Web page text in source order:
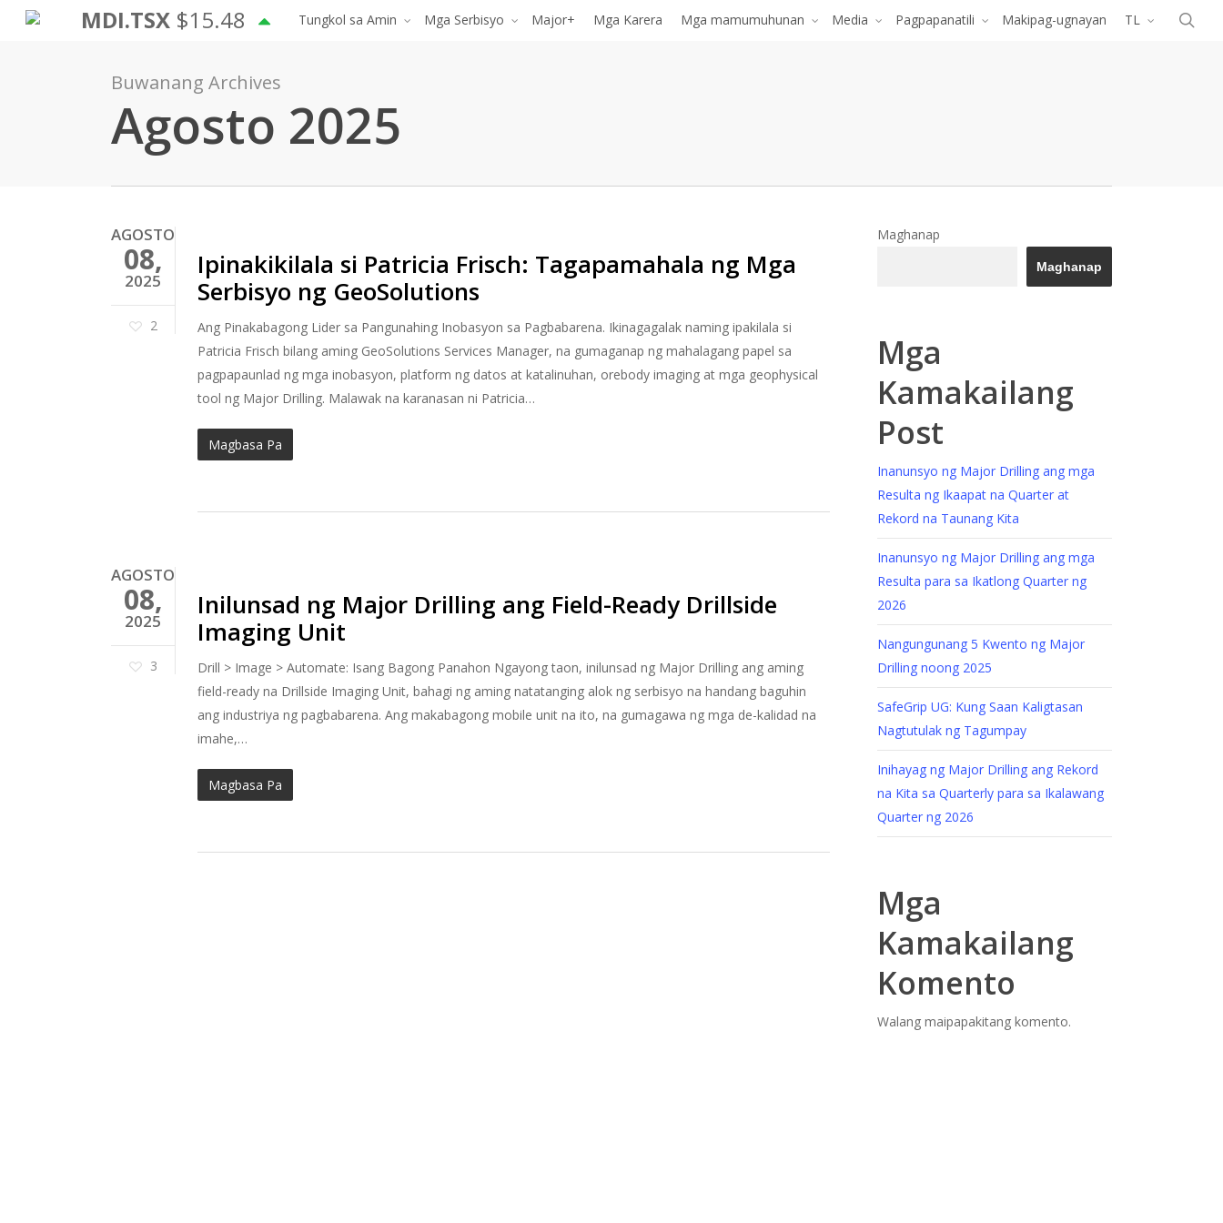
Laktawan
MDI.TSX $15.48 Tungkol sa Amin Mga Serbisyo Major+ Mga Karera Mga mamumuhunan Media Pagpapanatili Makipag-ugnayan TL
Buwanang Archives
Agosto 2025
AGOSTO
08,
2025
2
Ipinakikilala si Patricia Frisch: Tagapamahala ng Mga
Serbisyo ng GeoSolutions
Ang Pinakabagong Lider sa Pangunahing Inobasyon sa Pagbabarena. Ikinagagalak naming ipakilala si
Patricia Frisch bilang aming GeoSolutions Services Manager, na gumaganap ng mahalagang papel sa
pagpapaunlad ng mga inobasyon, platform ng datos at katalinuhan, orebody imaging at mga geophysical
tool ng Major Drilling. Malawak na karanasan ni Patricia…
Magbasa Pa
AGOSTO
08,
2025
3
Inilunsad ng Major Drilling ang Field-Ready Drillside
Imaging Unit
Drill > Image > Automate: Isang Bagong Panahon Ngayong taon, inilunsad ng Major Drilling ang aming
field-ready na Drillside Imaging Unit, bahagi ng aming natatanging alok ng serbisyo na handang baguhin
ang industriya ng pagbabarena. Ang makabagong mobile unit na ito, na gumagawa ng mga de-kalidad na
imahe,…
Magbasa Pa
Maghanap
Maghanap
Mga
Kamakailang
Post
Inanunsyo ng Major Drilling ang mga
Resulta ng Ikaapat na Quarter at
Rekord na Taunang Kita
Inanunsyo ng Major Drilling ang mga
Resulta para sa Ikatlong Quarter ng
2026
Nangungunang 5 Kwento ng Major
Drilling noong 2025
SafeGrip UG: Kung Saan Kaligtasan
Nagtutulak ng Tagumpay
Inihayag ng Major Drilling ang Rekord
na Kita sa Quarterly para sa Ikalawang
Quarter ng 2026
Mga
Kamakailang
Komento
Walang maipapakitang komento.
Menu